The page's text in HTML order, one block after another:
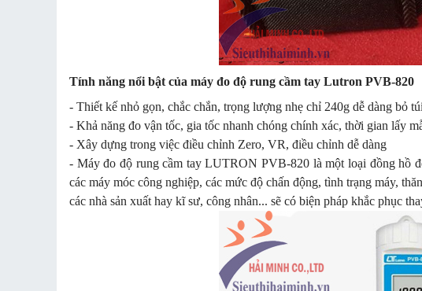
Tính năng nổi bật của máy đo độ rung cầm tay Lutron PVB-820
- Thiết kế nhỏ gọn, chắc chắn, trọng lượng nhẹ chỉ 240g dễ dàng bỏ
- Khả năng đo vận tốc, gia tốc nhanh chóng chính xác, thời gian lấy
- Xây dựng trong việc điều chỉnh Zero, VR, điều chỉnh dễ dàng
- Máy đo độ rung cầm tay LUTRON PVB-820 là một loại đồng hồ
các máy móc công nghiệp, các mức độ chấn động, tình trạng máy,
các nhà sản xuất hay kĩ sư, công nhân... sẽ có biện pháp khắc phục